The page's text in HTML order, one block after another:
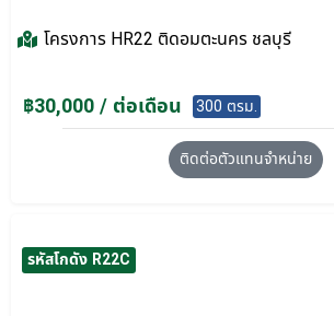
โครงการ HR22 ติดอมตะนคร ชลบุรี
฿30,000 / ต่อเดือน 300 ตรม.
ติดต่อตัวแทนจำหน่าย
รหัสโกดัง R22C